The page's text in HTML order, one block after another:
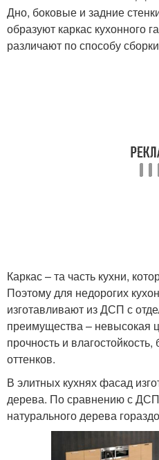
Дно, боковые и задние
образуют каркас кухонного
различают по способу
Каркас – та часть кухни,
Поэтому для недорогих
изготавливают из ДСП с
преимущества – невысокая
прочность и
оттенков.
В элитных кухнях фасад
дерева. По сравнению с
натурального дерева